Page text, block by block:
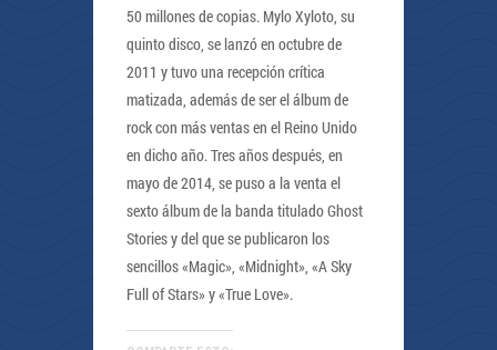
50 millones de copias. Mylo Xyloto, su
quinto disco, se lanzó en octubre de
2011 y tuvo una recepción crítica
matizada, además de ser el álbum de
rock con más ventas en el Reino Unido
en dicho año. Tres años después, en
mayo de 2014, se puso a la venta el
sexto álbum de la banda titulado Ghost
Stories y del que se publicaron los
sencillos «Magic», «Midnight», «A Sky
Full of Stars» y «True Love».